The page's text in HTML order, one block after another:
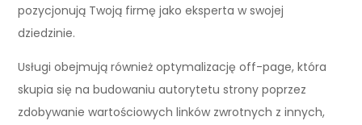
pozycjonują Twoją firmę jako eksperta w swojej
dziedzinie.
Usługi obejmują również optymalizację off-page, która
skupia się na budowaniu autorytetu strony poprzez
zdobywanie wartościowych linków zwrotnych z innych,